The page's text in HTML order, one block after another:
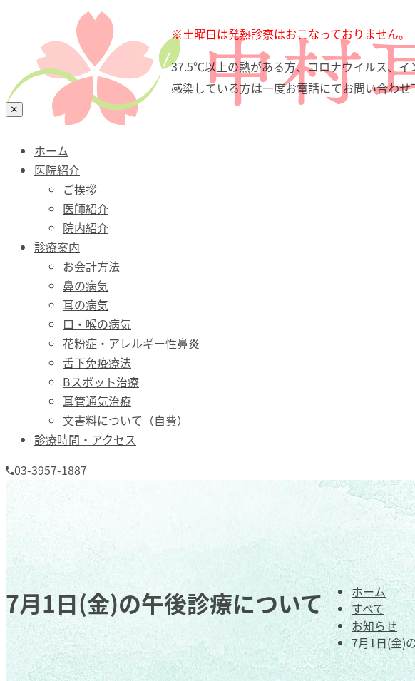
※土曜日は発熱診察はおこなっておりません。
37.5℃以上の熱がある方、コロナウイルス、イ
感染している方は一度お電話にてお問い合わせ
医院紹介
診療案内
お会計方法
鼻の病気
耳の病気
口・喉（のど）の病気
花粉症・アレルギー性鼻炎
舌下免疫療法
Bスポット治療
予防接種
文書料について（自費）
診療時間・アクセス
ホーム
医院紹介
ご挨拶
医師紹介
院内紹介
診療案内
お会計方法
鼻の病気
耳の病気
口・喉の病気
花粉症・アレルギー性鼻炎
舌下免疫療法
Bスポット治療
耳管通気治療
文書料について（自費）
診療時間・アクセス
03-3957-1887
7月1日(金)の午後診療について
ホーム
すべて
お知らせ
7月1日(金)